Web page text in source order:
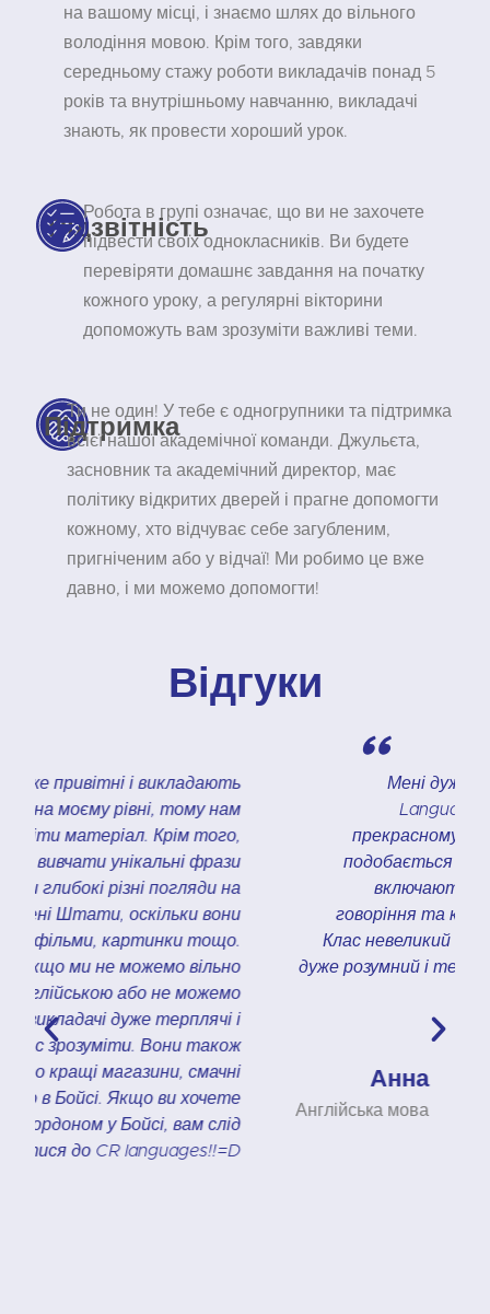
на вашому місці, і знаємо шлях до вільного
володіння мовою. Крім того, завдяки
середньому стажу роботи викладачів понад 5
років та внутрішньому навчанню, викладачі
знають, як провести хороший урок.
Підзвітність
Робота в групі означає, що ви не захочете
підвести своїх однокласників. Ви будете
перевіряти домашнє завдання на початку
кожного уроку, а регулярні вікторини
допоможуть вам зрозуміти важливі теми.
Підтримка
Ти не один! У тебе є одногрупники та підтримка
всієї нашої академічної команди. Джульєта,
засновник та академічний директор, має
політику відкритих дверей і прагне допомогти
кожному, хто відчуває себе загубленим,
пригніченим або у відчаї! Ми робимо це вже
давно, і ми можемо допомогти!
Відгуки
"Мені дуже подобається школа CR
Languages. Вона розташована в
прекрасному центрі міста Бойсі. Мені
подобається вивчати матеріали. Вони
включають граматику, аудіювання,
говоріння та компакт-диск із вправами.
Клас невеликий — до 6 учнів. Мій викладач
дуже розумний і терплячий, він дуже допоміг
Анна
Англійська мова